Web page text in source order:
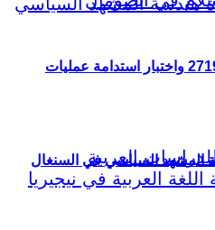
المشهد السياسي في السنغال
متلازمة مقديشو: القرار 2719 واختبار استدامة عمليات